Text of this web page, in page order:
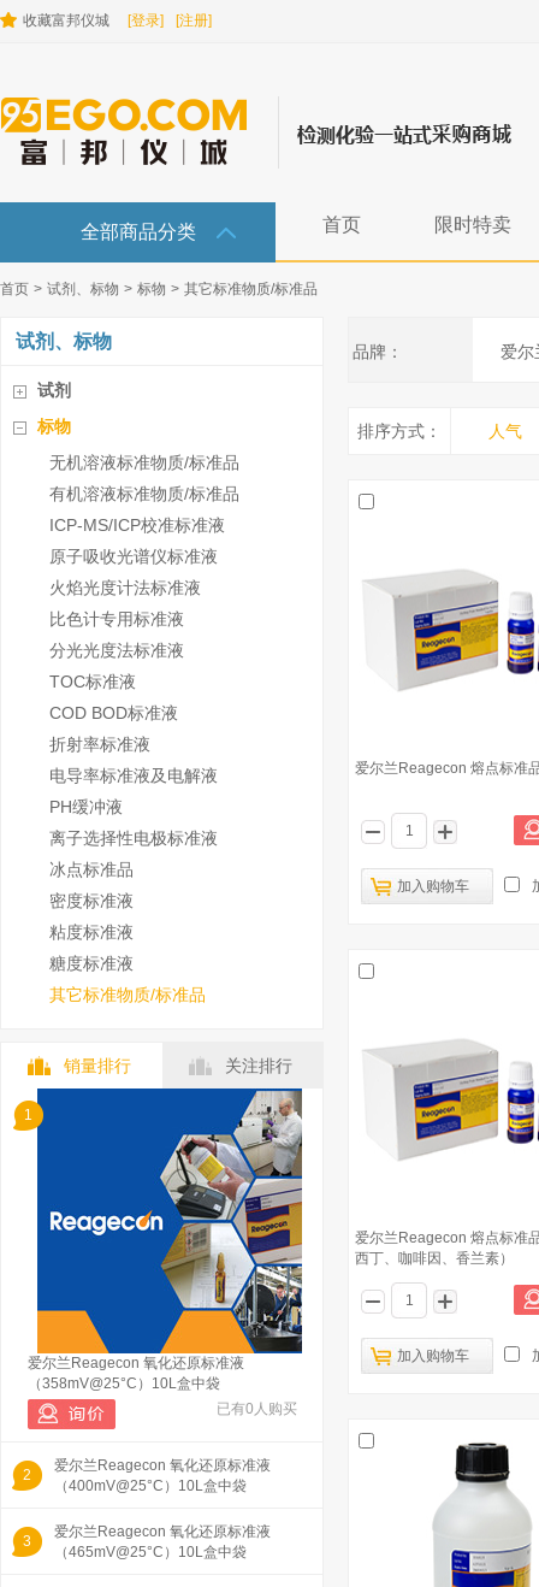
收藏富邦仪城 [登录] [注册]
全部商品分类 首页 限时特卖
首页 > 试剂、标物 > 标物 > 其它标准物质/标准品
试剂、标物
试剂
标物
无机溶液标准物质/标准品
有机溶液标准物质/标准品
ICP-MS/ICP校准标准液
原子吸收光谱仪标准液
火焰光度计法标准液
比色计专用标准液
分光光度法标准液
TOC标准液
COD BOD标准液
折射率标准液
电导率标准液及电解液
PH缓冲液
离子选择性电极标准液
冰点标准品
密度标准液
粘度标准液
糖度标准液
其它标准物质/标准品
销量排行 关注排行
1
爱尔兰Reagecon 氧化还原标准液
（358mV@25°C）10L盒中袋
已有0人购买
2
爱尔兰Reagecon 氧化还原标准液
（400mV@25°C）10L盒中袋
3
爱尔兰Reagecon 氧化还原标准液
（465mV@25°C）10L盒中袋
品牌： 爱尔
排序方式： 人气
爱尔兰Reagecon 熔点标准
加入购物车
爱尔兰Reagecon 熔点标准
西丁、咖啡因、香兰素）
加入购物车